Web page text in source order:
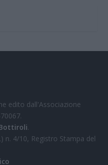
edito dall'Associazione
.
n. 4/10, Registro Stampa del